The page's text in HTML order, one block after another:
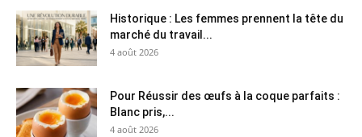
Historique : Les femmes prennent la tête du
marché du travail...
4 août 2026
Pour Réussir des œufs à la coque parfaits :
Blanc pris,...
4 août 2026